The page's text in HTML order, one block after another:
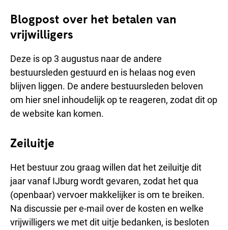
Blogpost over het betalen van
vrijwilligers
Deze is op 3 augustus naar de andere
bestuursleden gestuurd en is helaas nog even
blijven liggen. De andere bestuursleden beloven
om hier snel inhoudelijk op te reageren, zodat dit op
de website kan komen.
Zeiluitje
Het bestuur zou graag willen dat het zeiluitje dit
jaar vanaf IJburg wordt gevaren, zodat het qua
(openbaar) vervoer makkelijker is om te breiken.
Na discussie per e-mail over de kosten en welke
vrijwilligers we met dit uitje bedanken, is besloten